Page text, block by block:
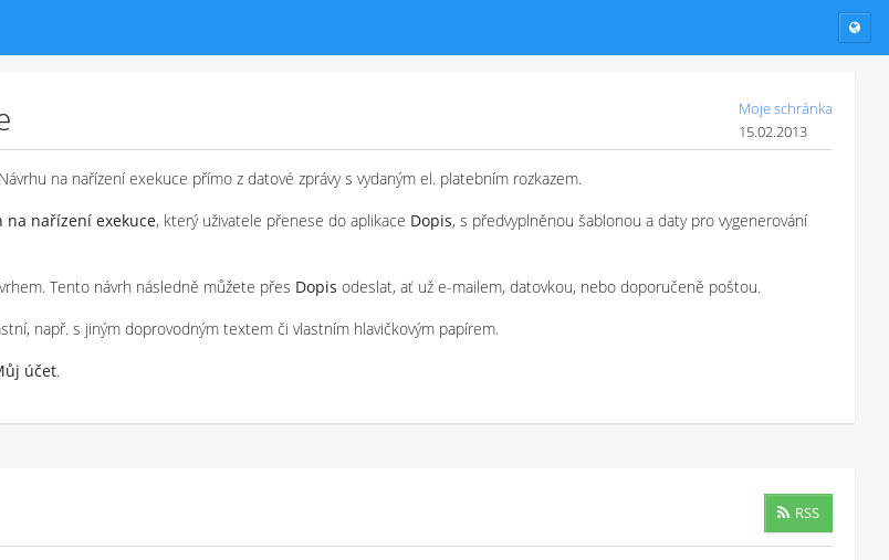
Moje schránka
15.02.2013
na nařízení exekuce přímo z datové zprávy s vydaným el. platebním rozkazem.
na nařízení exekuce, který uživatele přenese do aplikace Dopis, s předvyplněnou šablonou a daty pro vygenerování
Tento návrh následně můžete přes Dopis odeslat, ať už e-mailem, datovkou, nebo doporučeně poštou.
např. s jiným doprovodným textem či vlastním hlavičkovým papírem.
účet.
RSS